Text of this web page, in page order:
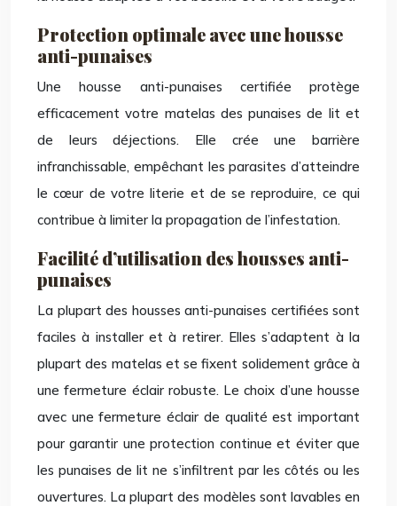
Protection optimale avec une housse
anti-punaises
Une housse anti-punaises certifiée protège
efficacement votre matelas des punaises de lit et
de leurs déjections. Elle crée une barrière
infranchissable, empêchant les parasites d’atteindre
le cœur de votre literie et de se reproduire, ce qui
contribue à limiter la propagation de l’infestation.
Facilité d’utilisation des housses anti-
punaises
La plupart des housses anti-punaises certifiées sont
faciles à installer et à retirer. Elles s’adaptent à la
plupart des matelas et se fixent solidement grâce à
une fermeture éclair robuste. Le choix d’une housse
avec une fermeture éclair de qualité est important
pour garantir une protection continue et éviter que
les punaises de lit ne s’infiltrent par les côtés ou les
ouvertures. La plupart des modèles sont lavables en